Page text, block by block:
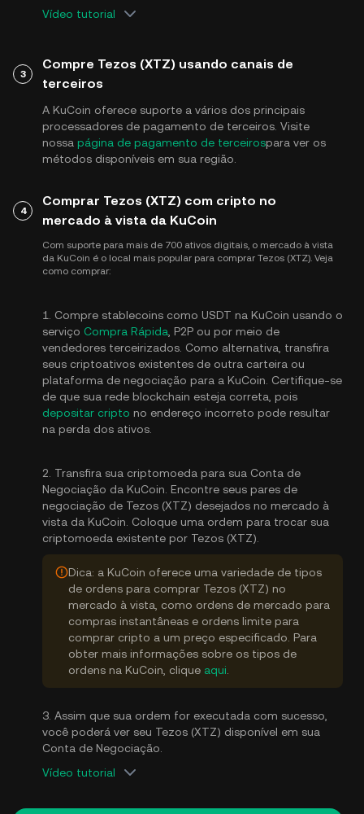
Vídeo tutorial
3
Compre Tezos (XTZ) usando canais de
terceiros
A KuCoin oferece suporte a vários dos principais
processadores de pagamento de terceiros. Visite
nossa página de pagamento de terceirospara ver os
métodos disponíveis em sua região.
4
Comprar Tezos (XTZ) com cripto no
mercado à vista da KuCoin
Com suporte para mais de 700 ativos digitais, o mercado à vista
da KuCoin é o local mais popular para comprar Tezos (XTZ). Veja
como comprar:
1. Compre stablecoins como USDT na KuCoin usando o
serviço Compra Rápida , P2P ou por meio de
vendedores terceirizados. Como alternativa, transfira
seus criptoativos existentes de outra carteira ou
plataforma de negociação para a KuCoin. Certifique-se
de que sua rede blockchain esteja correta, pois
depositar cripto no endereço incorreto pode resultar
na perda dos ativos.
2. Transfira sua criptomoeda para sua Conta de
Negociação da KuCoin. Encontre seus pares de
negociação de Tezos (XTZ) desejados no mercado à
vista da KuCoin. Coloque uma ordem para trocar sua
criptomoeda existente por Tezos (XTZ).
Dica: a KuCoin oferece uma variedade de tipos
de ordens para comprar Tezos (XTZ) no
mercado à vista, como ordens de mercado para
compras instantâneas e ordens limite para
comprar cripto a um preço especificado. Para
obter mais informações sobre os tipos de
ordens na KuCoin, clique aqui
3. Assim que sua ordem for executada com sucesso,
você poderá ver seu Tezos (XTZ) disponível em sua
Conta de Negociação.
Vídeo tutorial